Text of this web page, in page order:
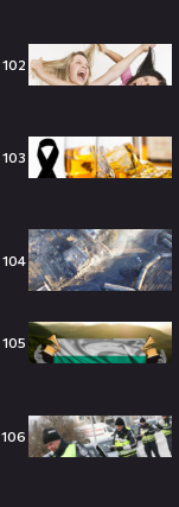
102
103
104
105
106